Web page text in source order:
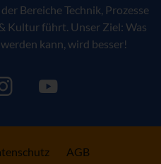
Bereiche Technik, Prozesse
Kultur führt. Unser Ziel: Was
kann, wird besser!
AGB